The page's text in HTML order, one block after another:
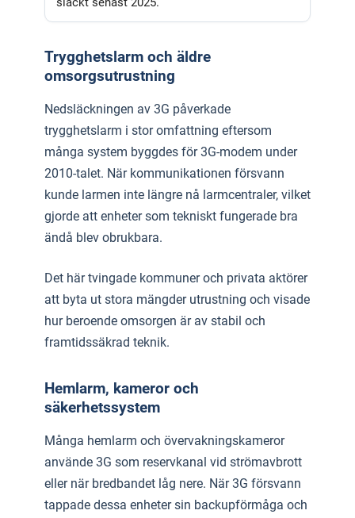
Trygghetslarm och äldre
omsorgsutrustning
Nedsläckningen av 3G påverkade
trygghetslarm i stor omfattning eftersom
många system byggdes för 3G-modem under
2010-talet. När kommunikationen försvann
kunde larmen inte längre nå larmcentraler, vilket
gjorde att enheter som tekniskt fungerade bra
ändå blev obrukbara.
Det här tvingade kommuner och privata aktörer
att byta ut stora mängder utrustning och visade
hur beroende omsorgen är av stabil och
framtidssäkrad teknik.
Hemlarm, kameror och
säkerhetssystem
Många hemlarm och övervakningskameror
använde 3G som reservkanal vid strömavbrott
eller när bredbandet låg nere. När 3G försvann
tappade dessa enheter sin backupförmåga och